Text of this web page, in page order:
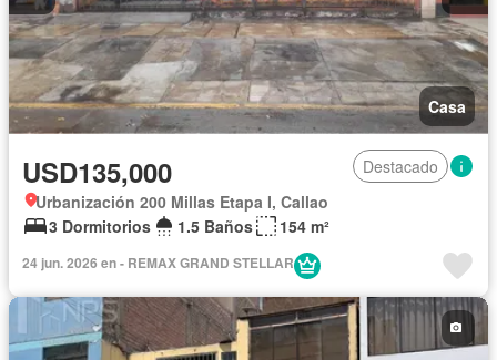
Casa
USD135,000
Destacado
Urbanización 200 Millas Etapa I, Callao
3 Dormitorios
1.5 Baños 154 m²
24 jun. 2026 en - REMAX GRAND STELLAR